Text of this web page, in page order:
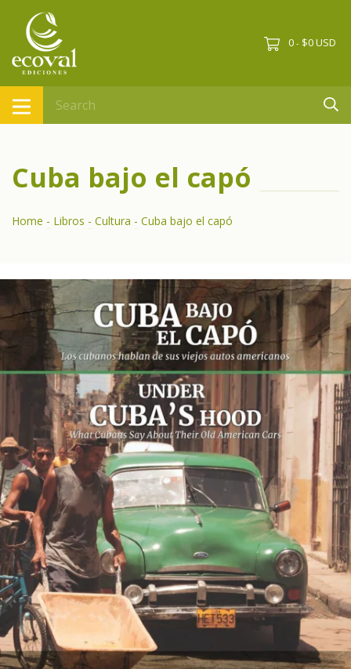
0 - $0 USD
Cuba bajo el capó
Home - Libros - Cultura - Cuba bajo el capó